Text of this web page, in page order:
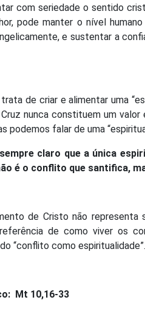
com seriedade o sentido
pode manter o nível
e sustentar a
de criar e alimentar uma
nunca constituem um valor
podemos falar de uma
claro que a única
é o conflito que santifica,
de Cristo não
de como viver os
“conflito como espiritualidade”.
Mt 10,16-33